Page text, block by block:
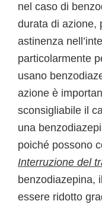
nel caso di
durata di azione,
astinenza
particolarmente
usano
azione è
sconsigliabile il
una
poiché possono
Interruzione del
benzodiazepina,
essere ridotto